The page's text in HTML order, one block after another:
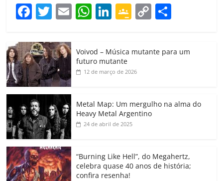
F
c
e
b
o
o
k
T
itt
er
E
ai
W
at
s
A
p
Li
k
e
dI
G
gl
e
a
ss
o
m
C
y
k
p
h
Voivod – Música mutante para um
futuro mutante
12 de março de 2026
Metal Map: Um mergulho na alma do
Heavy Metal Argentino
24 de abril de 2025
“Burning Like Hell”, do Megahertz,
celebra quase 40 anos de história;
confira resenha!